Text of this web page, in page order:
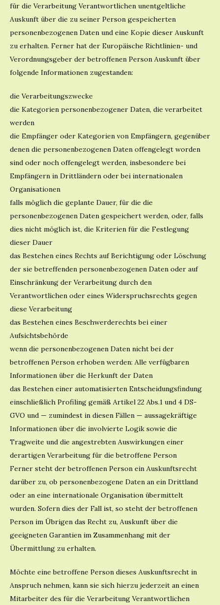
für die Verarbeitung Verantwortlichen unentgeltliche
Auskunft über die zu seiner Person gespeicherten
personenbezogenen Daten und eine Kopie dieser Auskunft
zu erhalten. Ferner hat der Europäische Richtlinien- und
Verordnungsgeber der betroffenen Person Auskunft über
folgende Informationen zugestanden:
die Verarbeitungszwecke
die Kategorien personenbezogener Daten, die verarbeitet
werden
die Empfänger oder Kategorien von Empfängern, gegenüber
denen die personenbezogenen Daten offengelegt worden
sind oder noch offengelegt werden, insbesondere bei
Empfängern in Drittländern oder bei internationalen
Organisationen
falls möglich die geplante Dauer, für die die
personenbezogenen Daten gespeichert werden, oder, falls
dies nicht möglich ist, die Kriterien für die Festlegung
dieser Dauer
das Bestehen eines Rechts auf Berichtigung oder Löschung
der sie betreffenden personenbezogenen Daten oder auf
Einschränkung der Verarbeitung durch den
Verantwortlichen oder eines Widerspruchsrechts gegen
diese Verarbeitung
das Bestehen eines Beschwerderechts bei einer
Aufsichtsbehörde
wenn die personenbezogenen Daten nicht bei der
betroffenen Person erhoben werden: Alle verfügbaren
Informationen über die Herkunft der Daten
das Bestehen einer automatisierten Entscheidungsfindung
einschließlich Profiling gemäß Artikel 22 Abs.1 und 4 DS-
GVO und — zumindest in diesen Fällen — aussagekräftige
Informationen über die involvierte Logik sowie die
Tragweite und die angestrebten Auswirkungen einer
derartigen Verarbeitung für die betroffene Person
Ferner steht der betroffenen Person ein Auskunftsrecht
darüber zu, ob personenbezogene Daten an ein Drittland
oder an eine internationale Organisation übermittelt
wurden. Sofern dies der Fall ist, so steht der betroffenen
Person im Übrigen das Recht zu, Auskunft über die
geeigneten Garantien im Zusammenhang mit der
Übermittlung zu erhalten.
Möchte eine betroffene Person dieses Auskunftsrecht in
Anspruch nehmen, kann sie sich hierzu jederzeit an einen
Mitarbeiter des für die Verarbeitung Verantwortlichen